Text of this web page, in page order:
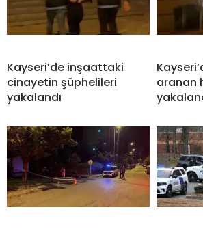
Kayseri’de inşaattaki
cinayetin şüphelileri
yakalandı
aranan